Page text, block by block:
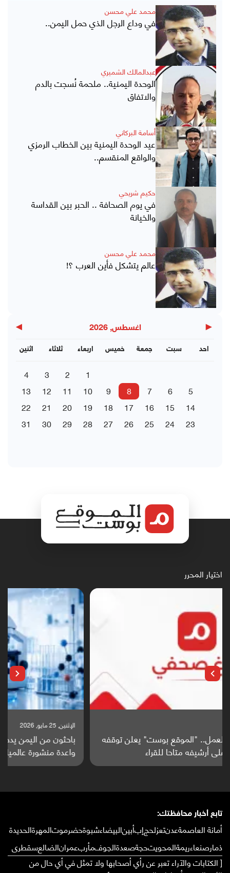
محمد علي محسن
في وداع الرجل الذي حمل اليمن..
عبدالمالك الشميري
الوحدة اليمنية.. ملحمة نُسجت بالدم
والاتفاق
أسامة البركاني
عيد الوحدة اليمنية بين الخطاب الرمزي
والواقع المنقسم..
حكيم شريحي
في يوم الصحافة .. الحبر بين القداسة
والخيانة
محمد علي محسن
عالم يتشكل فأين العرب ؟!
◀ اغسطس, 2026 ▶
اثنين ثلاثاء اربعاء خميس جمعة سبت احد
1
2
3
4
5
6
7
8
9
10
11
12
13
14
15
16
17
18
19
20
21
22
23
24
25
26
27
28
29
30
31
اختيار المحرر
باحثون من اليمن يدخلون سباق أبحاث ألزهايمر بدراسة
واعدة منشورة عالميا (ترجمة)
تابع أخبار محافظتك:
أمانة العاصمةعدنتعزلحجإبأبينالبيضاءشبوةحضرموتالمهرةالحديدة
ذمارصنعاءريمةالمحويتحجةصعدةالجوفمأربعمرانالضالعسقطرى
[ الكتابات والآراء تعبر عن رأي أصحابها ولا تمثل في أي حال من